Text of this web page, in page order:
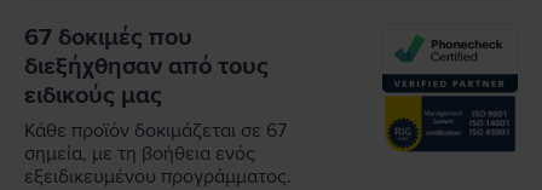
67 δοκιμές που
διεξήχθησαν από τους
ειδικούς μας
Κάθε προϊόν δοκιμάζεται σε 67
σημεία, με τη βοήθεια ενός
εξειδικευμένου προγράμματος.